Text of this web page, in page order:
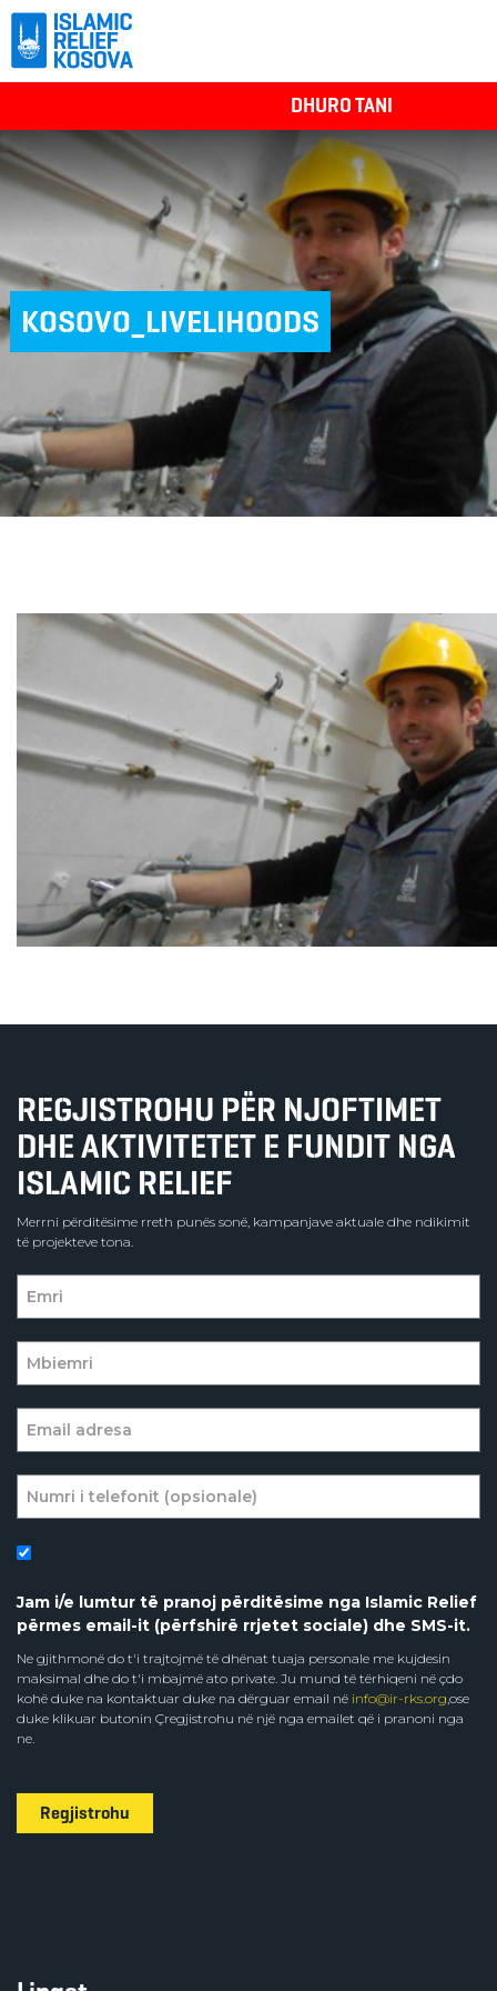
DHURO TANI
KOSOVO_LIVELIHOODS
REGJISTROHU PËR NJOFTIMET
DHE AKTIVITETET E FUNDIT NGA
ISLAMIC RELIEF
Merrni përditësime rreth punës sonë, kampanjave aktuale dhe ndikimit
të projekteve tona.
Jam i/e lumtur të pranoj përditësime nga Islamic Relief
përmes email-it (përfshirë rrjetet sociale) dhe SMS-it.
Ne gjithmonë do t'i trajtojmë të dhënat tuaja personale me kujdesin
maksimal dhe do t'i mbajmë ato private. Ju mund të tërhiqeni në çdo
kohë duke na kontaktuar duke na dërguar email në info@ir-rks.org,ose
duke klikuar butonin Çregjistrohu në një nga emailet që i pranoni nga
ne.
Regjistrohu